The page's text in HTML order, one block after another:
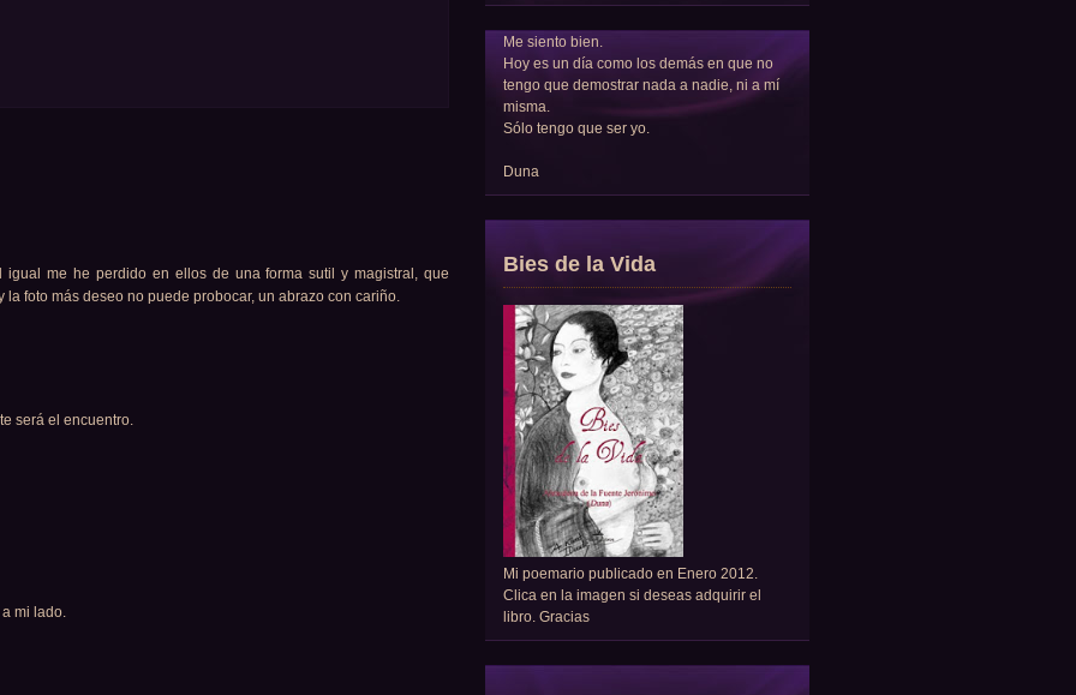
igual me he perdido en ellos de una forma sutil y magistral, que
foto más deseo no puede probocar, un abrazo con cariño.
será el encuentro.
mi lado.
Me siento bien.
Hoy es un día como los demás en que no
tengo que demostrar nada a nadie, ni a mí
misma.
Sólo tengo que ser yo.
Duna
Bies de la Vida
Mi poemario publicado en Enero 2012.
Clica en la imagen si deseas adquirir el
libro. Gracias